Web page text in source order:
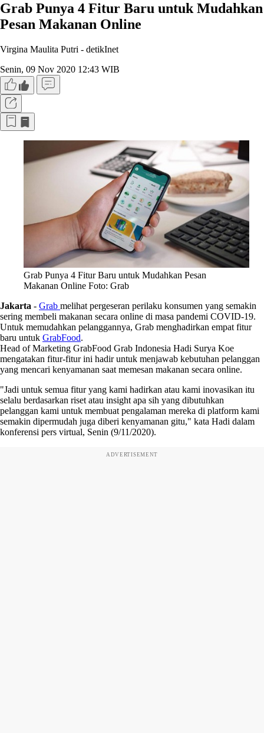
Grab Punya 4 Fitur Baru untuk Mudahkan
Pesan Makanan Online
Virgina Maulita Putri - detikInet
Senin, 09 Nov 2020 12:43 WIB
Grab Punya 4 Fitur Baru untuk Mudahkan Pesan
Makanan Online Foto: Grab
Jakarta - Grab melihat pergeseran perilaku konsumen yang semakin
sering membeli makanan secara online di masa pandemi COVID-19.
Untuk memudahkan pelanggannya, Grab menghadirkan empat fitur
baru untuk GrabFood.
Head of Marketing GrabFood Grab Indonesia Hadi Surya Koe
mengatakan fitur-fitur ini hadir untuk menjawab kebutuhan pelanggan
yang mencari kenyamanan saat memesan makanan secara online.
"Jadi untuk semua fitur yang kami hadirkan atau kami inovasikan itu
selalu berdasarkan riset atau insight apa sih yang dibutuhkan
pelanggan kami untuk membuat pengalaman mereka di platform kami
semakin dipermudah juga diberi kenyamanan gitu," kata Hadi dalam
konferensi pers virtual, Senin (9/11/2020).
ADVERTISEMENT